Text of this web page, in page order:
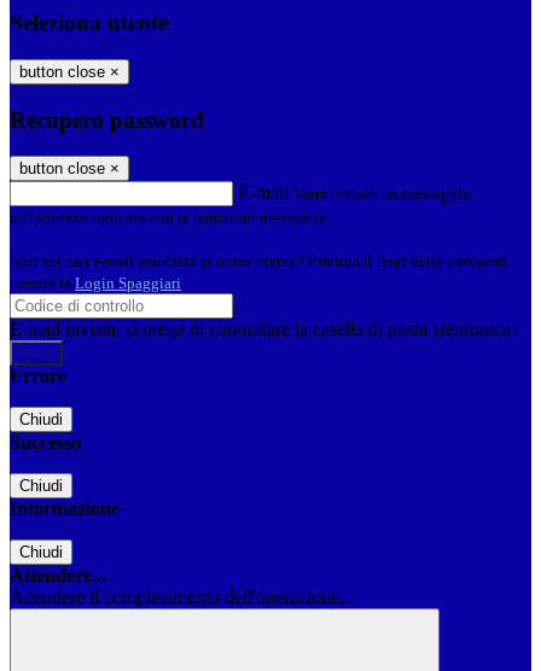
Seleziona utente
button close ×
Recupero password
button close ×
E-mail Verrà inviato un messaggio
all'indirizzo indicato con le istruzioni necessarie.
Non hai una e-mail associata al nome utente? Effettua il reset della password
tramite la Login Spaggiari
E-mail inviata, si prega di controllare la casella di posta elettronica!
Errore
Chiudi
Successo
Chiudi
Informazione
Chiudi
Attendere...
Attendere il completamento dell'operazione...